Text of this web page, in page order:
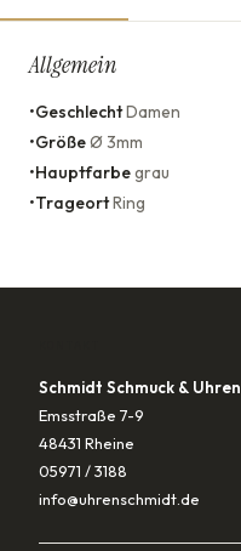
Allgemein
•GeschlechtDamen
•GrößeØ 3mm
•Hauptfarbegrau
•TrageortRing
Schmidt Schmuck & Uhren
Emsstraße 7-9
48431 Rheine
05971 / 3188
info@uhrenschmidt.de